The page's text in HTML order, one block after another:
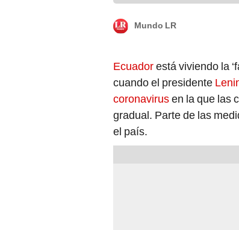
Mundo LR
Ecuadorestá viviendo la
cuando el presidente
coronavirusen la que las
gradual. Parte de las
el país.